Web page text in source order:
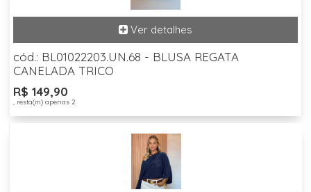
cód.: BL01022203.UN.68 - BLUSA REGATA
CANELADA TRICO
R$ 149,90
, resta(m) apenas 2